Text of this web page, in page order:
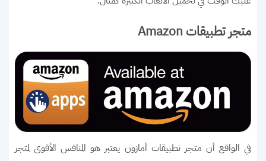
متجر تطبيقات Amazon
في الواقع أن متجر تطبيقات أمازون يعتبر هو المنافس الأقوى لمتجر